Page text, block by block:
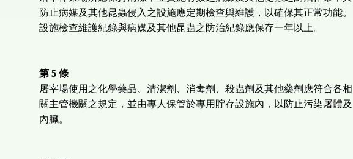
防止病媒及其他昆蟲侵入之設施應定期檢查與維護，以確保其正常功能。
設施檢查維護紀錄與病媒及其他昆蟲之防治紀錄應保存一年以上。
第 5 條
屠宰場使用之化學藥品、清潔劑、消毒劑、殺蟲劑及其他藥劑應符合各相
關主管機關之規定，並由專人保管於專用貯存設施內，以防止污染屠體及
內臟。